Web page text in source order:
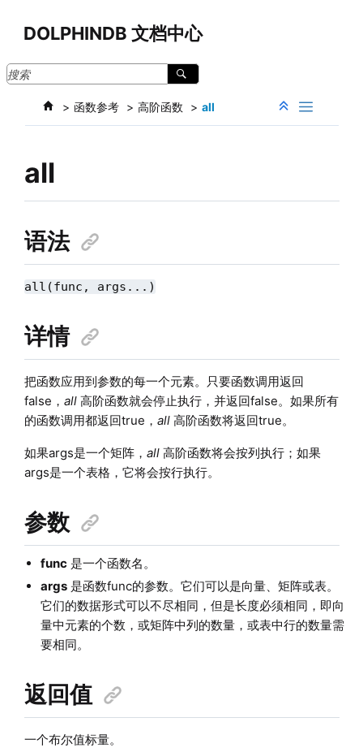
DOLPHINDB 文档中心
函数参考 高阶函数 all
all
语法
all(func, args...)
详情
把函数应用到参数的每一个元素。只要函数调用返回
false， all高阶函数就会停止执行，并返回false。如果所有
的函数调用都返回true， all高阶函数将返回true。
如果args是一个矩阵， all高阶函数将会按列执行；如果
args是一个表格，它将会按行执行。
参数
func是一个函数名。
args是函数func的参数。它们可以是向量、矩阵或表。
它们的数据形式可以不尽相同，但是长度必须相同，即向
量中元素的个数，或矩阵中列的数量，或表中行的数量需
要相同。
返回值
一个布尔值标量。